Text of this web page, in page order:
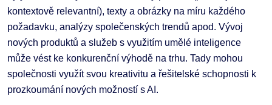
kontextově relevantní), texty a obrázky na míru každého
požadavku, analýzy společenských trendů apod. Vývoj
nových produktů a služeb s využitím umělé inteligence
může vést ke konkurenční výhodě na trhu. Tady mohou
společnosti využít svou kreativitu a řešitelské schopnosti k
prozkoumání nových možností s AI.